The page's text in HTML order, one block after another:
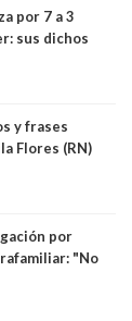
por 7 a 3
sus dichos
es diputado
y frases
Flores (RN)
por
"No